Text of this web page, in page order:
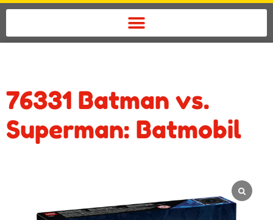
76331 Batman vs.
Superman: Batmobil